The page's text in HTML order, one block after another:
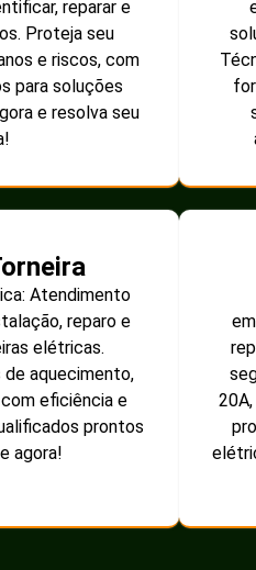
reparar e
Proteja seu
e riscos, com
para soluções
e resolva seu
Atendimento
reparo e
elétricas.
aquecimento,
eficiência e
prontos
agora!